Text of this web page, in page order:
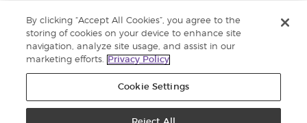
Peizerweg 97
9727 AJ Groningen
Netherlands
Servicio de atención:900-812976
By clicking “Accept All Cookies”, you agree to the
storing of cookies on your device to enhance site
navigation, analyze site usage, and assist in our
marketing efforts.
Privacy Policy
Cookie Settings